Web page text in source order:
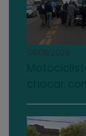
04/08/2026